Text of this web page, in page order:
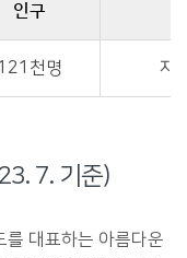
인구
천명 자
7. 기준)
대표하는 아름다운